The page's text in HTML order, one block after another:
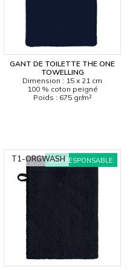
GANT DE TOILETTE THE ONE
TOWELLING
Dimension : 15 x 21 cm
100 % coton peigné
Poids : 675 gr/m²
ÉCORESPONSABLE
T1-ORGWASH